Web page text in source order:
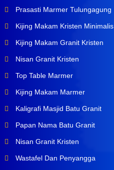
Prasasti Marmer Tulungagung
Kijing Makam Kristen Minimalis
Kijing Makam Granit Kristen
Nisan Granit Kristen
Top Table Marmer
Kijing Makam Marmer
Kaligrafi Masjid Batu Granit
Papan Nama Batu Granit
Nisan Granit Kristen
Wastafel Dan Penyangga